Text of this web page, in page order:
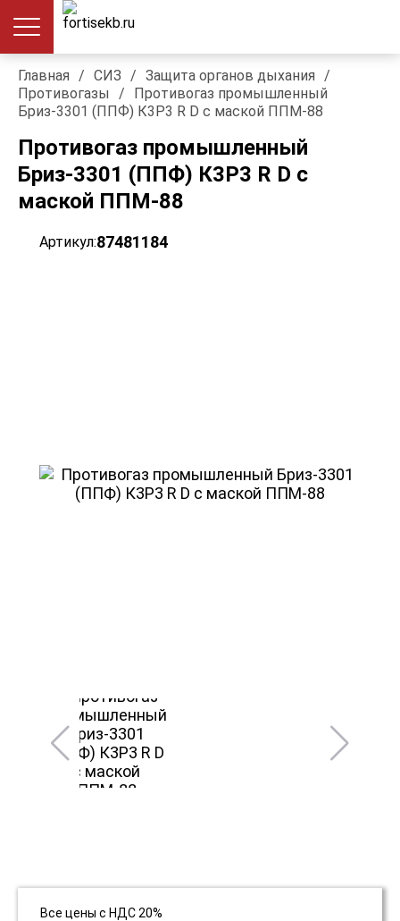
Главная / СИЗ / Защита органов дыхания /
Противогазы
/
Противогаз промышленный
Бриз-3301 (ППФ) К3Р3 R D с маской ППМ-88
Противогаз промышленный
Бриз-3301 (ППФ) К3Р3 R D с
маской ППМ-88
Артикул:87481184
Все цены с НДС 20%